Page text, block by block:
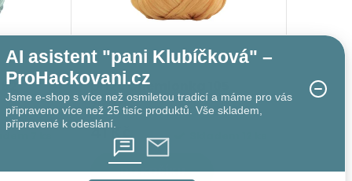
příze Chemlonka 105
zlatá
41 Kč
DO KOŠÍKU
AI asistent "pani Klubíčková" –
ProHackovani.cz
Jsme e-shop s více než osmiletou tradicí a máme pro vás
připraveno více než 25 tisíc produktů. Vše skladem,
připravené k odeslání.